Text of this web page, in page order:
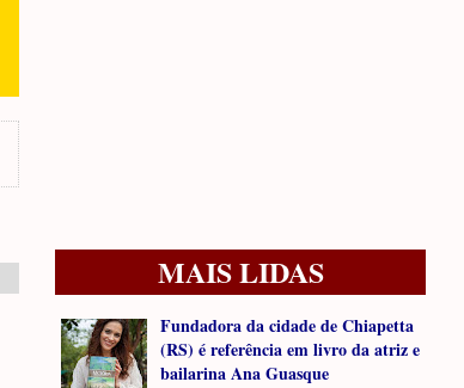
MAIS LIDAS
Fundadora da cidade de Chiapetta
(RS) é referência em livro da atriz e
bailarina Ana Guasque